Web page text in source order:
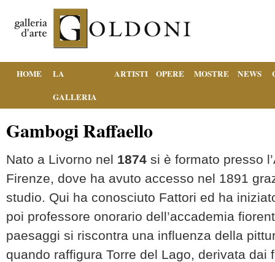
HOME
LA
GALLERIA
ARTISTI OPERE MOSTRE NEWS
Gambogi Raffaello
Nato a Livorno nel 1874 si è formato presso
Firenze, dove ha avuto accesso nel 1891
studio. Qui ha conosciuto Fattori ed ha
poi professore onorario dell’accademia
paesaggi si riscontra una influenza della
quando raffigura Torre del Lago, derivata dai